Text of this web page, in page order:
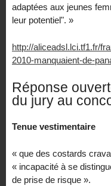
adaptées aux jeunes
leur potentiel". »
http://aliceadsl.lci.tf1.fr/
2010-manquaient-de-
Réponse
du jury au
Tenue vestimentaire
« que des costards
« incapacité à se
de prise de risque ».